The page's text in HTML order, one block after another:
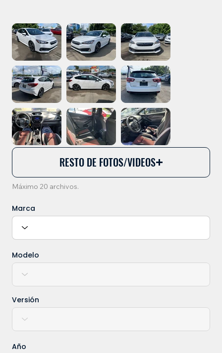
RESTO DE FOTOS/VIDEOS
Máximo 20 archivos.
Marca
Modelo
Versión
Año